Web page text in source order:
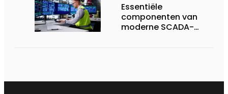
Essentiële
componenten van
moderne SCADA-